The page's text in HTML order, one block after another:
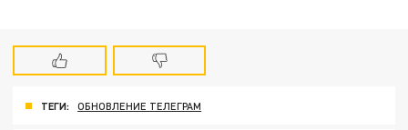
ТЕГИ: ОБНОВЛЕНИЕ ТЕЛЕГРАМ